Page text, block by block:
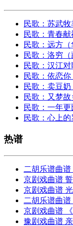
民歌：苏武牧
民歌：青春献
民歌：远方（
民歌：洛穷（
民歌：汉江
民歌：依恋你
民歌：卖豆奶
民歌：又梦故
民歌：一年更
民歌：心上的
热谱
二胡乐谱曲谱
京剧戏曲谱
京剧戏曲谱
二胡乐谱曲谱
京剧戏曲谱
豫剧戏曲谱